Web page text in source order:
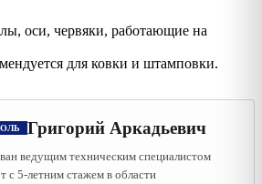
оси, червяки, работающие на
для ковки и штамповки.
Григорий Аркадьевич
ведущим техническим специалистом
5-летним стажем в области